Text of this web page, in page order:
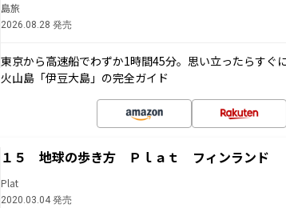
島旅
2026.08.28 発売
東京から高速船でわずか1時間45分。思い立ったらす
火山島「伊豆大島」の完全ガイド
１５ 地球の歩き方 Ｐｌａｔ フィンランド
Plat
2020.03.04 発売